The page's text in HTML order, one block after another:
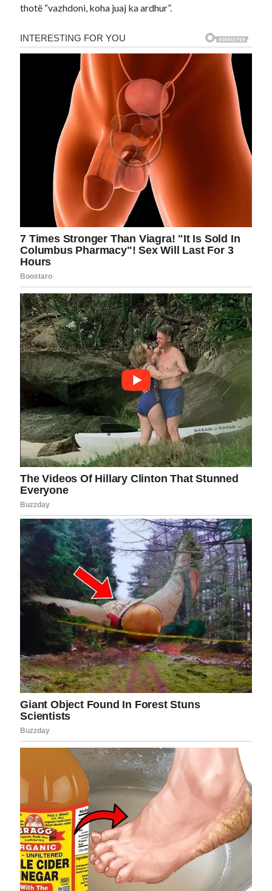
thotë “vazhdoni, koha juaj ka ardhur”.